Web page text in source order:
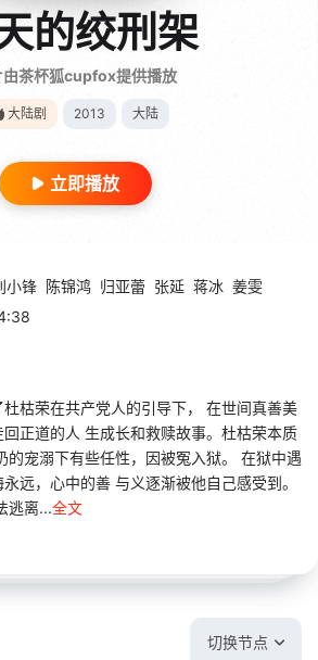
的绞刑架
由茶杯狐cupfox提供播放
大陆剧 2013 大陆
立即播放
小锋 陈锦鸿 归亚蕾 张延 蒋冰 姜雯
荣在共产党人的引导下， 在世间真善美
正道的人 生成长和救赎故事。杜枯荣本质
的宠溺下有些任性，因被冤入狱。 在狱中遇
远，心中的善 与义逐渐被他自己感受到。
逃离...全文
切换节点